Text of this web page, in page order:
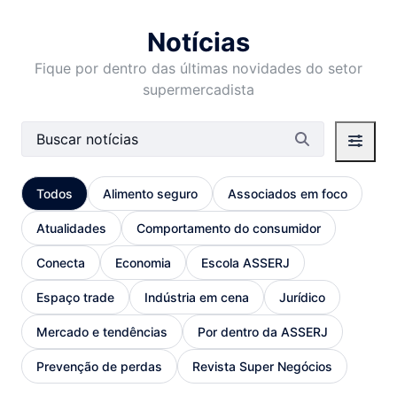
Notícias
Fique por dentro das últimas novidades do setor
supermercadista
Barra de busca
Todos Alimento seguro Associados em foco
Atualidades Comportamento do consumidor
Conecta Economia Escola ASSERJ
Espaço trade Indústria em cena Jurídico
Mercado e tendências Por dentro da ASSERJ
Prevenção de perdas Revista Super Negócios